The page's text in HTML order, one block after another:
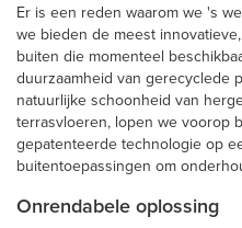
Er is een reden waarom we 's
we bieden de meest
buiten die momenteel
duurzaamheid van gerecyclede
natuurlijke schoonheid van
terrasvloeren, lopen we voorop
gepatenteerde technologie op
buitentoepassingen om
Onrendabele oplossing